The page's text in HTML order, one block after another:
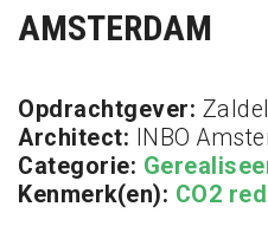
AMSTERDAM
Opdrachtgever:
Architect: INBO
Categorie:
Kenmerk(en): CO2